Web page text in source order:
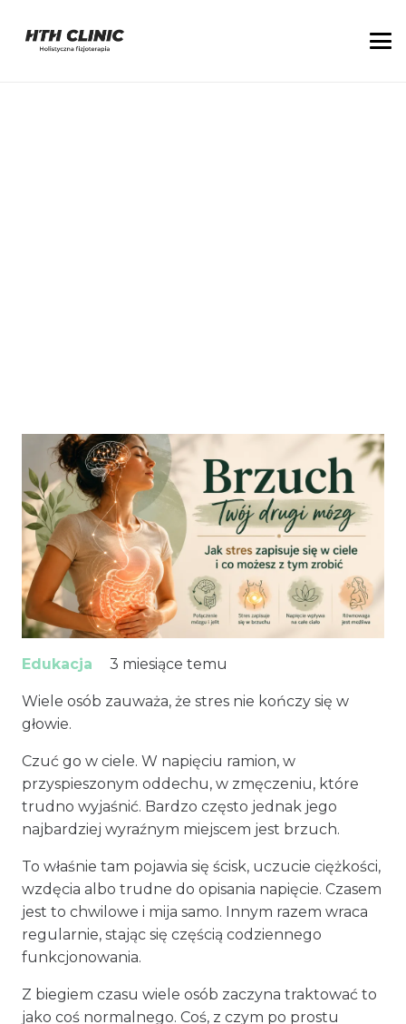
Edukacja 3 miesiące temu
Wiele osób zauważa, że stres nie kończy się w
głowie.
Czuć go w ciele. W napięciu ramion, w
przyspieszonym oddechu, w zmęczeniu, które
trudno wyjaśnić. Bardzo często jednak jego
najbardziej wyraźnym miejscem jest brzuch.
To właśnie tam pojawia się ścisk, uczucie ciężkości,
wzdęcia albo trudne do opisania napięcie. Czasem
jest to chwilowe i mija samo. Innym razem wraca
regularnie, stając się częścią codziennego
funkcjonowania.
Z biegiem czasu wiele osób zaczyna traktować to
jako coś normalnego. Coś, z czym po prostu